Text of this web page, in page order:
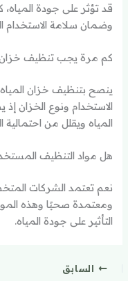
قد تؤثر على جودة
وضمان سلامة الاستخدام
كم مرة يجب تنظيف خزان
ينصح بتنظيف خزان
الاستخدام ونوع الخزان
المياه ويقلل من احتمالية
هل مواد التنظيف
نعم تعتمد الشركات
ومعتمدة صحيًا وهذه
التأثير على جودة المياه.
السابق